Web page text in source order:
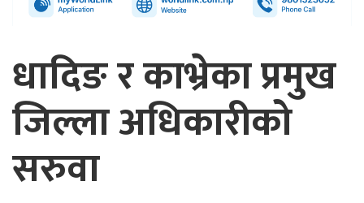
धादिङ र काभ्रेका प्रमुख
जिल्ला अधिकारीको
सरुवा